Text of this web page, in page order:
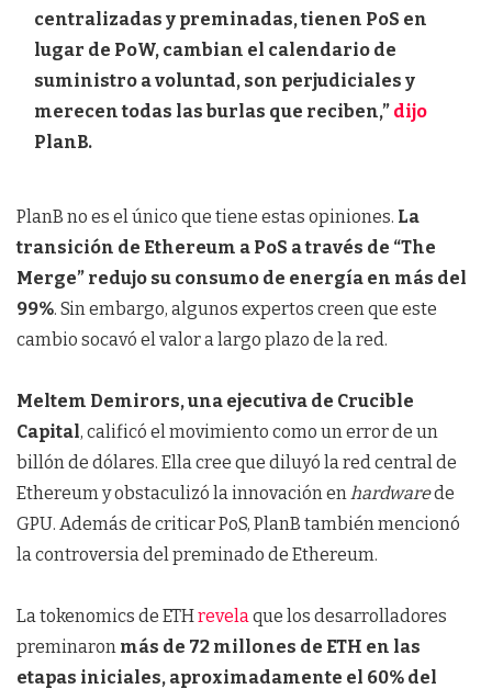
centralizadas y preminadas, tienen PoS en
lugar de PoW, cambian el calendario de
suministro a voluntad, son perjudiciales y
merecen todas las burlas que reciben,” dijo
PlanB.
PlanB no es el único que tiene estas opiniones. La
transición de Ethereum a PoS a través de “The
Merge” redujo su consumo de energía en más del
99%. Sin embargo, algunos expertos creen que este
cambio socavó el valor a largo plazo de la red.
Meltem Demirors, una ejecutiva de Crucible
Capital, calificó el movimiento como un error de un
billón de dólares. Ella cree que diluyó la red central de
Ethereum y obstaculizó la innovación enhardwarede
GPU. Además de criticar PoS, PlanB también mencionó
la controversia del preminado de Ethereum.
La tokenomics de ETHrevelaque los desarrolladores
preminaron más de 72 millones de ETH en las
etapas iniciales, aproximadamente el 60% del